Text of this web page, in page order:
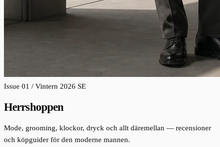
Issue 01 / Vintern 2026 SE
Herrshoppen
Mode, grooming, klockor, dryck och allt däremellan — recensioner
och köpguider för den moderne mannen.